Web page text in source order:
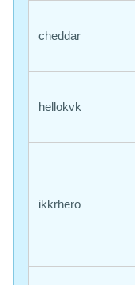
cheddar
hellokvk
ikkrhero